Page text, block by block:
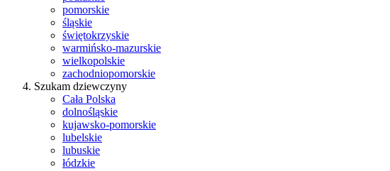
pomorskie
śląskie
świętokrzyskie
warmińsko-mazurskie
wielkopolskie
zachodniopomorskie
Szukam dziewczyny
Cała Polska
dolnośląskie
kujawsko-pomorskie
lubelskie
lubuskie
łódzkie